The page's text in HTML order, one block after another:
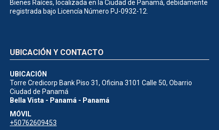
Bienes Raíces, localizada en la Ciudad de Panamá, debidamente
registrada bajo Licencía Número PJ-0932-12.
UBICACIÓN Y CONTACTO
UBICACIÓN
Torre Credicorp Bank Piso 31, Oficina 3101 Calle 50, Obarrio
Ciudad de Panamá
Bella Vista - Panamá - Panamá
MÓVIL
+50762609453